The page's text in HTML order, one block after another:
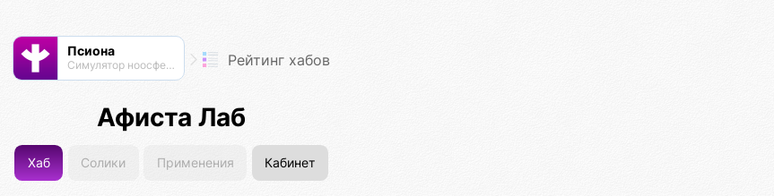
Псиона
Cимулятор ноосферы Рейтинг хабов
Афиста Лаб
Хаб Солики Применения Кабинет